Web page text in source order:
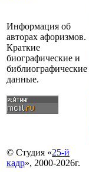
Информация об
авторах афоризмов.
Краткие
биографические и
библиографические
данные.
© Студия «25-й
кадр», 2000-2026г.